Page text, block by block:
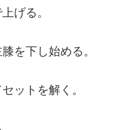
げる。
を下し始める。
ットを解く。